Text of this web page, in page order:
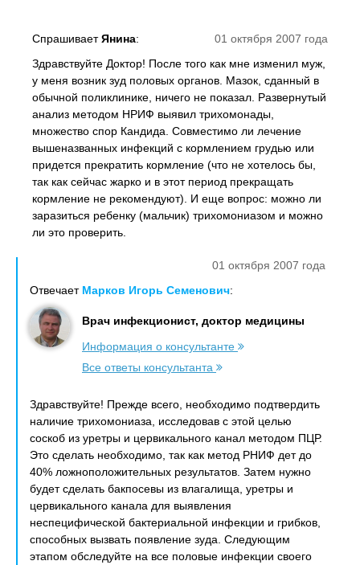
01 октября 2007 года
СпрашиваетЯнина:
Здравствуйте Доктор! После того как мне изменил муж,
у меня возник зуд половых органов. Мазок, сданный в
обычной поликлинике, ничего не показал. Развернутый
анализ методом НРИФ выявил трихомонады,
множество спор Кандида. Совместимо ли лечение
вышеназванных инфекций с кормлением грудью или
придется прекратить кормление (что не хотелось бы,
так как сейчас жарко и в этот период прекращать
кормление не рекомендуют). И еще вопрос: можно ли
заразиться ребенку (мальчик) трихомониазом и можно
ли это проверить.
01 октября 2007 года
Отвечает Марков Игорь Семенович:
Врач инфекционист, доктор медицины
Информация о консультанте
Все ответы консультанта
Здравствуйте! Прежде всего, необходимо подтвердить
наличие трихомониаза, исследовав с этой целью
соскоб из уретры и цервикального канал методом ПЦР.
Это сделать необходимо, так как метод РНИФ дет до
40% ложноположительных результатов. Затем нужно
будет сделать бакпосевы из влагалища, уретры и
цервикального канала для выявления
неспецифической бактериальной инфекции и грибков,
способных вызвать появление зуда. Следующим
этапом обследуйте на все половые инфекции своего